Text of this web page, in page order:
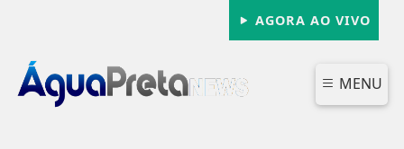
AGORA AO VIVO
MENU